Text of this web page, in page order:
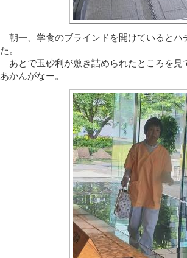
朝一、学食のブラインドを開けているとハ
た。
あとで玉砂利が敷き詰められたところを見
あかんがなー。